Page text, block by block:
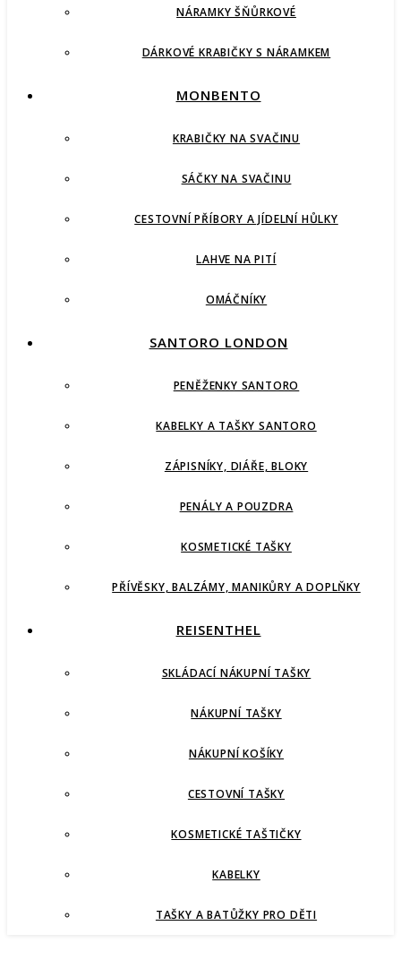
NÁRAMKY ŠŇŮRKOVÉ
DÁRKOVÉ KRABIČKY S NÁRAMKEM
MONBENTO
KRABIČKY NA SVAČINU
SÁČKY NA SVAČINU
CESTOVNÍ PŘÍBORY A JÍDELNÍ HŮLKY
LAHVE NA PITÍ
OMÁČNÍKY
SANTORO LONDON
PENĚŽENKY SANTORO
KABELKY A TAŠKY SANTORO
ZÁPISNÍKY, DIÁŘE, BLOKY
PENÁLY A POUZDRA
KOSMETICKÉ TAŠKY
PŘÍVĚSKY, BALZÁMY, MANIKŮRY A DOPLŇKY
REISENTHEL
SKLÁDACÍ NÁKUPNÍ TAŠKY
NÁKUPNÍ TAŠKY
NÁKUPNÍ KOŠÍKY
CESTOVNÍ TAŠKY
KOSMETICKÉ TAŠTIČKY
KABELKY
TAŠKY A BATŮŽKY PRO DĚTI